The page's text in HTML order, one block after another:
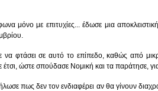
μόνο με επιτυχίες... έδωσε μια
φτάσει σε αυτό το επίπεδο, καθώς από
ώστε σπούδασε Νομική και τα παράτησε,
πως δεν τον ενδιαφέρει αν θα γίνουν